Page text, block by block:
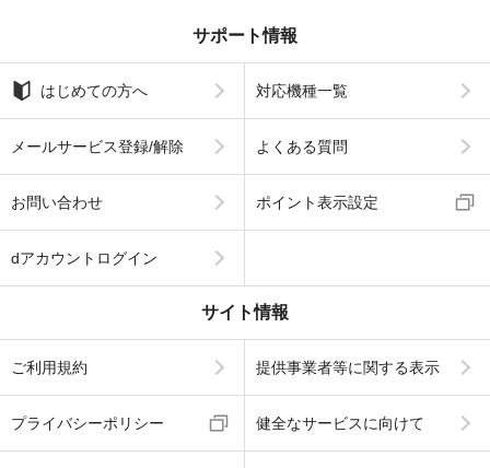
サポート情報
はじめての方へ 対応機種一覧
メールサービス登録/解除 よくある質問
お問い合わせ ポイント表示設定
dアカウントログイン
サイト情報
ご利用規約 提供事業者等に関する表示
プライバシーポリシー 健全なサービスに向けて